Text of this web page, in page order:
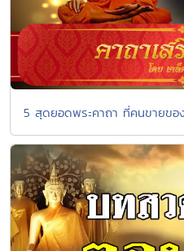
5 สุดยอดพระคาถา ที่คนขายขอ